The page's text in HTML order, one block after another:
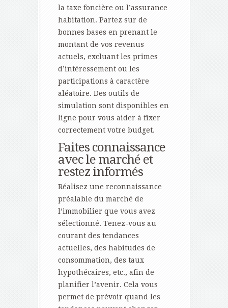
la taxe foncière ou l’assurance
habitation. Partez sur de
bonnes bases en prenant le
montant de vos revenus
actuels, excluant les primes
d’intéressement ou les
participations à caractère
aléatoire. Des outils de
simulation sont disponibles en
ligne pour vous aider à fixer
correctement votre budget.
Faites connaissance
avec le marché et
restez informés
Réalisez une reconnaissance
préalable du marché de
l’immobilier que vous avez
sélectionné. Tenez-vous au
courant des tendances
actuelles, des habitudes de
consommation, des taux
hypothécaires, etc., afin de
planifier l’avenir. Cela vous
permet de prévoir quand les